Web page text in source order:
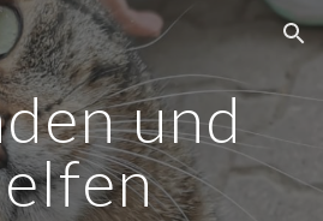
Skip to navigation
und